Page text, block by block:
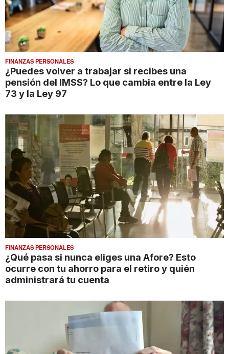
FINANZAS PERSONALES
¿Puedes volver a trabajar si recibes una
pensión del IMSS? Lo que cambia entre la Ley
73 y la Ley 97
FINANZAS PERSONALES
¿Qué pasa si nunca eliges una Afore? Esto
ocurre con tu ahorro para el retiro y quién
administrará tu cuenta